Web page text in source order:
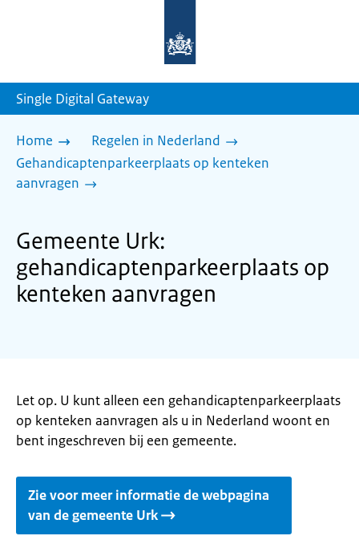
homepage
Single Digital Gateway
Home
Regelen in Nederland
Gehandicaptenparkeerplaats op kenteken
aanvragen
Gemeente Urk:
gehandicaptenparkeerplaats op
kenteken aanvragen
Let op. U kunt alleen een gehandicaptenparkeerplaats
op kenteken aanvragen als u in Nederland woont en
bent ingeschreven bij een gemeente.
Zie voor meer informatie de webpagina
van de gemeente Urk